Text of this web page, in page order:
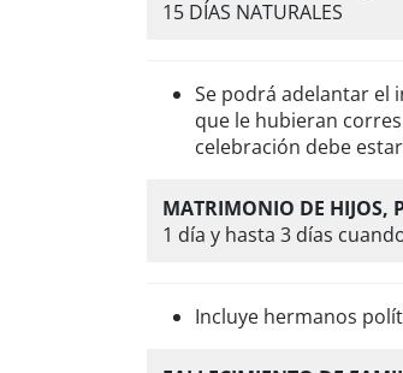
15 DÍAS NATURALES
Se podrá adelantar el
que le hubieran
celebración debe
MATRIMONIO DE HIJOS,
1 día y hasta 3 días
Incluye hermanos